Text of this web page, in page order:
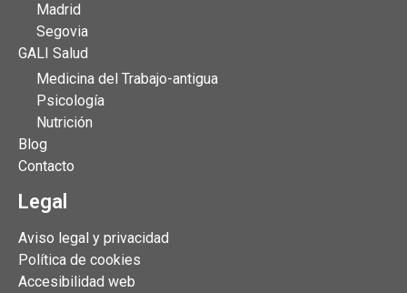
Madrid
Segovia
GALI Salud
Medicina del Trabajo-antigua
Psicología
Nutrición
Blog
Contacto
Legal
Aviso legal y privacidad
Política de cookies
Accesibilidad web